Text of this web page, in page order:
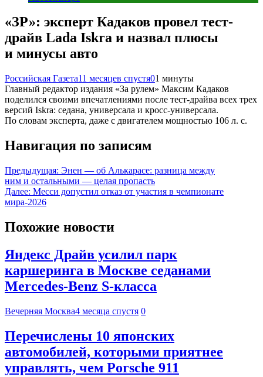
«ЗР»: эксперт Кадаков провел тест-
драйв Lada Iskra и назвал плюсы
и минусы авто
Российская Газета11 месяцев спустя01 минуты
Главный редактор издания «За рулем» Максим Кадаков
поделился своими впечатлениями после тест-драйва всех трех
версий Iskra: седана, универсала и кросс-универсала.
По словам эксперта, даже с двигателем мощностью 106 л. с.
Навигация по записям
Предыдущая: Энен — об Алькарасе: разница между
ним и остальными — целая пропасть
Далее: Месси допустил отказ от участия в чемпионате
мира-2026
Похожие новости
Яндекс Драйв усилил парк
каршеринга в Москве седанами
Mercedes-Benz S-класса
Вечерняя Москва4 месяца спустя 0
Перечислены 10 японских
автомобилей, которыми приятнее
управлять, чем Porsche 911